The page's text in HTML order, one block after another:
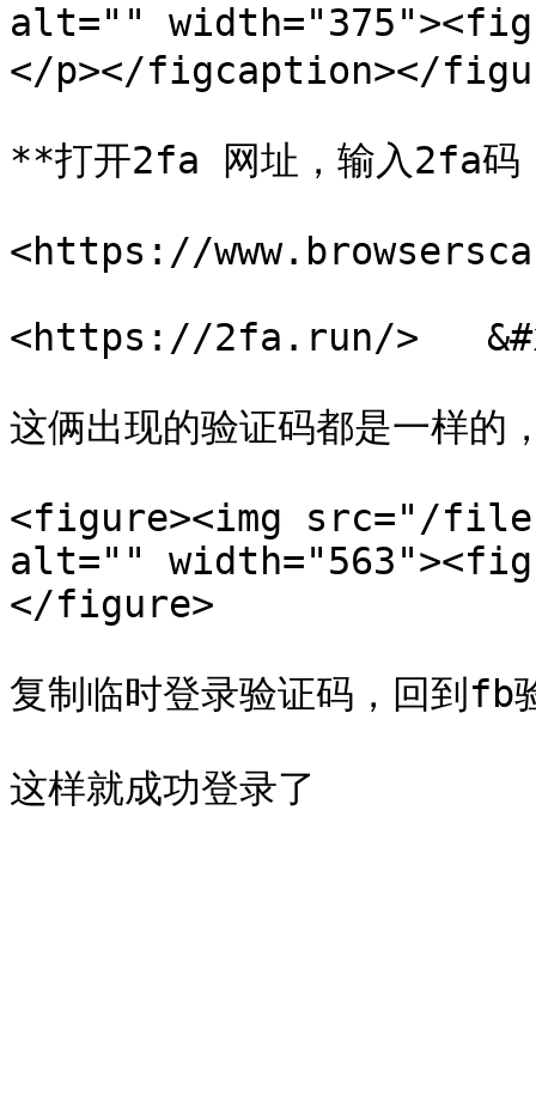
alt=""
</p></figcaption></
**打开2fa 网址，输入2fa码
<https://
<https://2fa.run/>
这俩出现的验证码都是一样的
<figure><img src="/files/
alt=""
</figure>
复制临时登录验证码，回到fb